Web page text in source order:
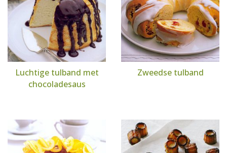
Luchtige tulband met
chocoladesaus
Zweedse tulband